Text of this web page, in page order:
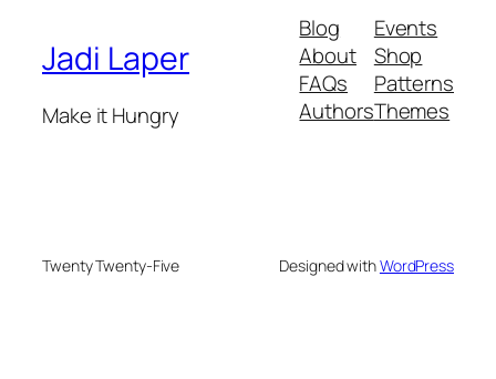
Jadi Laper
Make it Hungry
Blog
About
FAQs
Authors
Events
Shop
Patterns
Themes
Twenty Twenty-Five Designed withWordPress